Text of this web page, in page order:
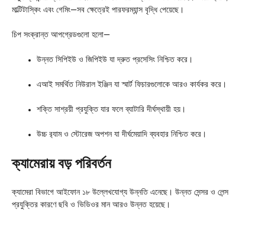
মাল্টিটাস্কিং এবং গেমিং—সব ক্ষেত্রেই পারফরম্যান্স বৃদ্ধি পেয়েছে।
চিপ সংক্রান্ত আপগ্রেডগুলো হলো—
উন্নত সিপিইউ ও জিপিইউ যা দ্রুত প্রসেসিং নিশ্চিত করে।
এআই সমর্থিত নিউরাল ইঞ্জিন যা স্মার্ট ফিচারগুলোকে আরও কার্যকর করে।
শক্তি সাশ্রয়ী প্রযুক্তি যার ফলে ব্যাটারি দীর্ঘস্থায়ী হয়।
উচ্চ র‍্যাম ও স্টোরেজ অপশন যা দীর্ঘমেয়াদি ব্যবহার নিশ্চিত করে।
ক্যামেরায় বড় পরিবর্তন
ক্যামেরা বিভাগে আইফোন ১৮ উল্লেখযোগ্য উন্নতি এনেছে। উন্নত সেন্সর ও লেন্স
প্রযুক্তির কারণে ছবি ও ভিডিওর মান আরও উন্নত হয়েছে।